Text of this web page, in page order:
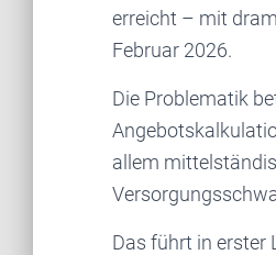
erreicht – mit
Februar 2026.
Die Problematik
allem
Das führt in erster